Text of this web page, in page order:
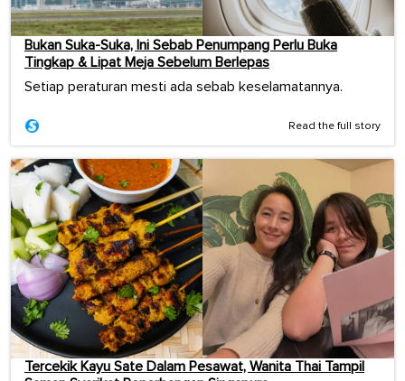
Bukan Suka-Suka, Ini Sebab Penumpang Perlu Buka
Tingkap & Lipat Meja Sebelum Berlepas
Setiap peraturan mesti ada sebab keselamatannya.
Read the full story
Tercekik Kayu Sate Dalam Pesawat, Wanita Thai Tampil